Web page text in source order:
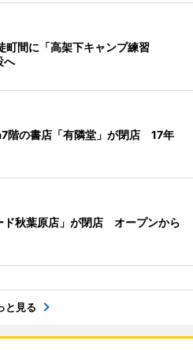
町間に「高架下キャンプ練習
へ
階の書店「有隣堂」が閉店 17年
ド秋葉原店」が閉店 オープンから
と見る